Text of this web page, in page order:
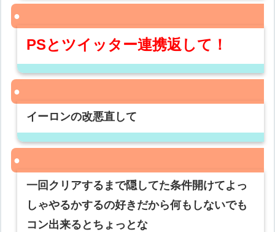
PSとツイッター連携返して！
イーロンの改悪直して
一回クリアするまで隠してた条件開けてよっ
しゃやるかするの好きだから何もしないでも
コン出来るとちょっとな